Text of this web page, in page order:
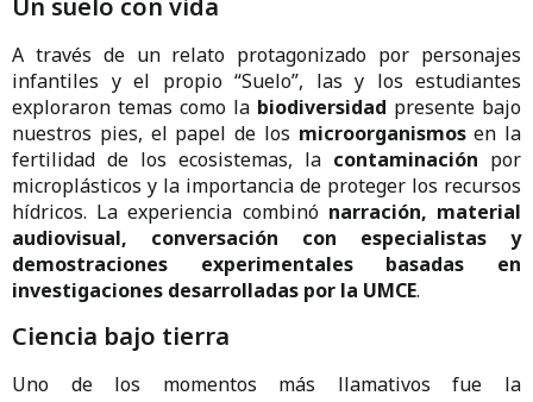
A través de un relato protagonizado por personajes
infantiles y el propio “Suelo”, las y los estudiantes
exploraron temas como la biodiversidad presente bajo
nuestros pies, el papel de los microorganismosen la
fertilidad de los ecosistemas, la contaminación por
microplásticos y la importancia de proteger los recursos
hídricos. La experiencia combinónarración, material
audiovisual, conversación con especialistas y
demostraciones experimentales basadas en
investigaciones desarrolladas por la UMCE.
Ciencia bajo tierra
Uno de los momentos más llamativos fue la